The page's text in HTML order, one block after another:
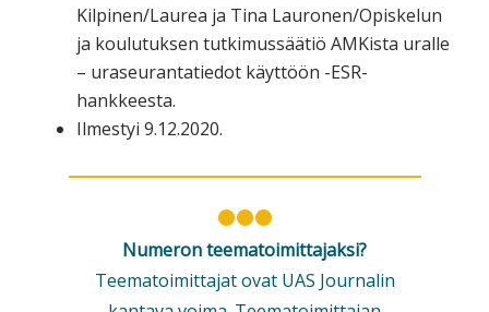
Kilpinen/Laurea ja Tina Lauronen/Opiskelun
ja koulutuksen tutkimussäätiö AMKista uralle
– uraseurantatiedot käyttöön -ESR-
hankkeesta.
Ilmestyi 9.12.2020.
Numeron teematoimittajaksi?
Teematoimittajat ovat UAS Journalin